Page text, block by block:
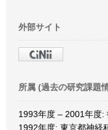
外部サイト
所属 (過去の研究課題
1993年度 – 2001年度:
1992年度: 東京都神経